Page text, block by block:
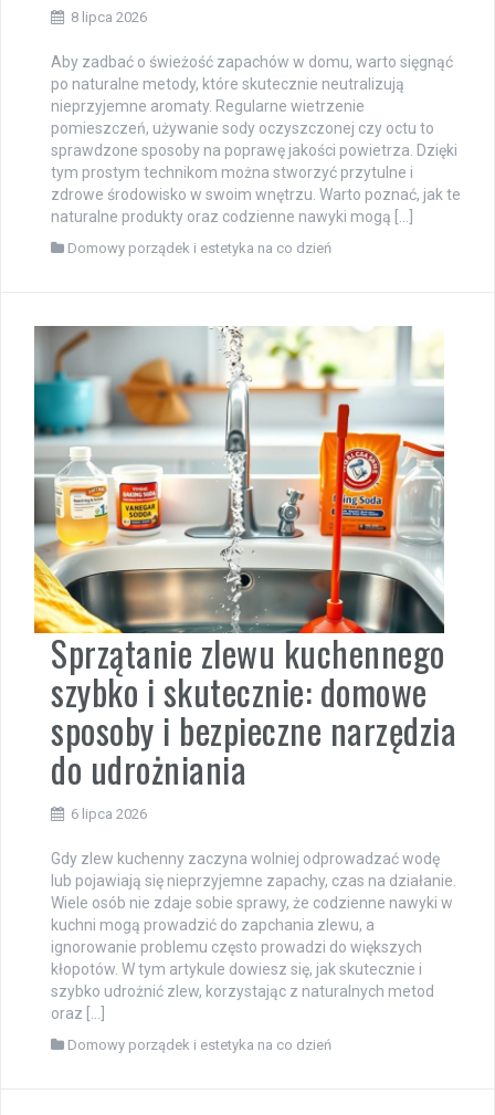
8 lipca 2026
Aby zadbać o świeżość zapachów w domu, warto sięgnąć
po naturalne metody, które skutecznie neutralizują
nieprzyjemne aromaty. Regularne wietrzenie
pomieszczeń, używanie sody oczyszczonej czy octu to
sprawdzone sposoby na poprawę jakości powietrza. Dzięki
tym prostym technikom można stworzyć przytulne i
zdrowe środowisko w swoim wnętrzu. Warto poznać, jak te
naturalne produkty oraz codzienne nawyki mogą […]
Domowy porządek i estetyka na co dzień
Sprzątanie zlewu kuchennego
szybko i skutecznie: domowe
sposoby i bezpieczne narzędzia
do udrożniania
6 lipca 2026
Gdy zlew kuchenny zaczyna wolniej odprowadzać wodę
lub pojawiają się nieprzyjemne zapachy, czas na działanie.
Wiele osób nie zdaje sobie sprawy, że codzienne nawyki w
kuchni mogą prowadzić do zapchania zlewu, a
ignorowanie problemu często prowadzi do większych
kłopotów. W tym artykule dowiesz się, jak skutecznie i
szybko udrożnić zlew, korzystając z naturalnych metod
oraz […]
Domowy porządek i estetyka na co dzień